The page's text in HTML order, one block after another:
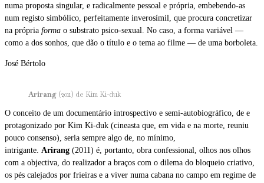
numa proposta singular, e radicalmente pessoal e própria, embebendo-as
num registo simbólico, perfeitamente inverosímil, que procura concretizar
na própria forma o substrato psico-sexual. No caso, a forma variável —
como a dos sonhos, que dão o título e o tema ao filme — de uma borboleta.
José Bértolo
Arirang (2011) de Kim Ki-duk
O conceito de um documentário introspectivo e semi-autobiográfico, de e
protagonizado por Kim Ki-duk (cineasta que, em vida e na morte, reuniu
pouco consenso), seria sempre algo de, no mínimo,
intrigante. Arirang (2011) é, portanto, obra confessional, olhos nos olhos
com a objectiva, do realizador a braços com o dilema do bloqueio criativo,
os pés calejados por frieiras e a viver numa cabana no campo em regime de